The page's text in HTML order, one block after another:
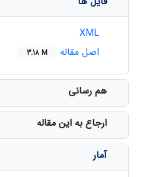
اصل مقاله
3.18 M
هم رسانی
ارجاع به این مقاله
آمار